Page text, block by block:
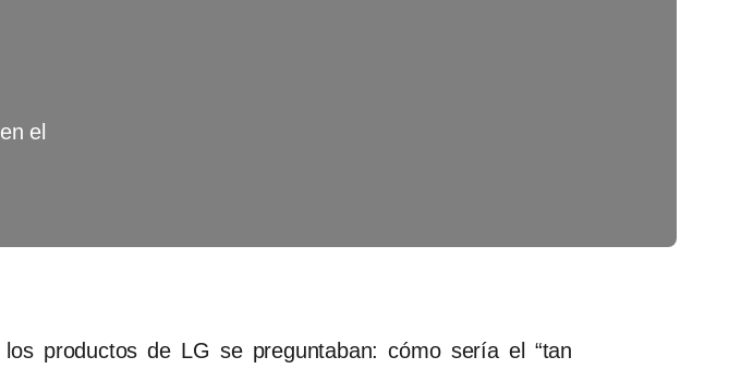
el
productos de LG se preguntaban: cómo sería el “tan